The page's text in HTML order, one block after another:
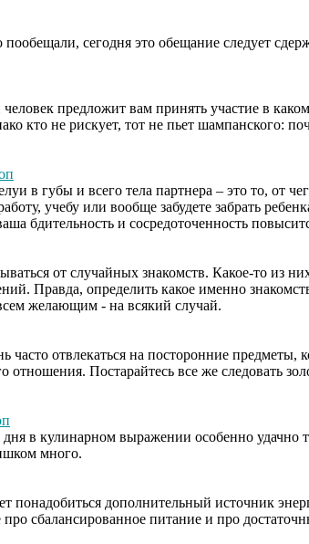
сегодня это обещание следует
предложит вам принять участие в
кто не рискует, тот не пьет шампанского:
в губы и всего тела партнера – это то, от
учебу или вообще забудете забрать
бдительность и сосредоточенность
от случайных знакомств. Какое-то из
Правда, определить какое именно
желающим - на всякий случай.
часто отвлекаться на посторонние
отношения. Постарайтесь все же следовать
дня в кулинарном выражении особенно
много.
понадобиться дополнительный источник
сбалансированное питание и про